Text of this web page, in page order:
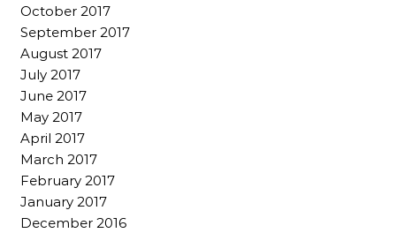
October 2017
September 2017
August 2017
July 2017
June 2017
May 2017
April 2017
March 2017
February 2017
January 2017
December 2016